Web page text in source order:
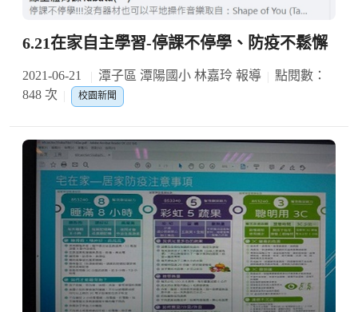
6.21在家自主學習-停課不停學、防疫不鬆懈
2021-06-21 潭子區 潭陽國小 林嘉玲 報導
點閱數：
848 次
校園新聞